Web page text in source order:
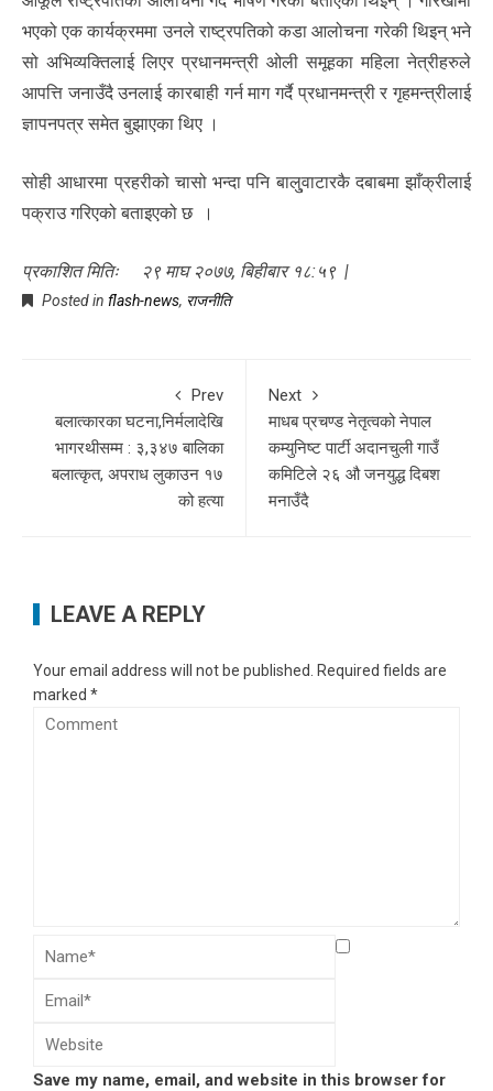
भएको एक कार्यक्रममा उनले राष्ट्रपतिको कडा आलोचना गरेकी थिइन् भने
सो अभिव्यक्तिलाई लिएर प्रधानमन्त्री ओली समूहका महिला नेत्रीहरुले
आपत्ति जनाउँदै उनलाई कारबाही गर्न माग गर्दै प्रधानमन्त्री र गृहमन्त्रीलाई
ज्ञापनपत्र समेत बुझाएका थिए ।
सोही आधारमा प्रहरीको चासो भन्दा पनि बालु्वाटारकै दबाबमा झाँक्रीलाई
पक्राउ गरिएको बताइएको छ ।
प्रकाशित मितिः २९ माघ २०७७, बिहीबार १८:५९ |
Posted in flash-news, राजनीति
Prev
बलात्कारका घटना,निर्मलादेखि
भागरथीसम्म : ३,३४७ बालिका
बलात्कृत, अपराध लुकाउन १७
को हत्या
Next
माधब प्रचण्ड नेतृत्वको नेपाल
कम्युनिष्ट पार्टी अदानचुली गाउँ
कमिटिले २६ औ जनयुद्ध दिबश
मनाउँदै
LEAVE A REPLY
Your email address will not be published.
Required fields are
marked *
Save my name, email, and website in this browser for